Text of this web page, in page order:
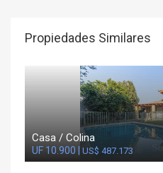
Propiedades Similares
Casa / Colina
UF 10.900 | US$ 487.173